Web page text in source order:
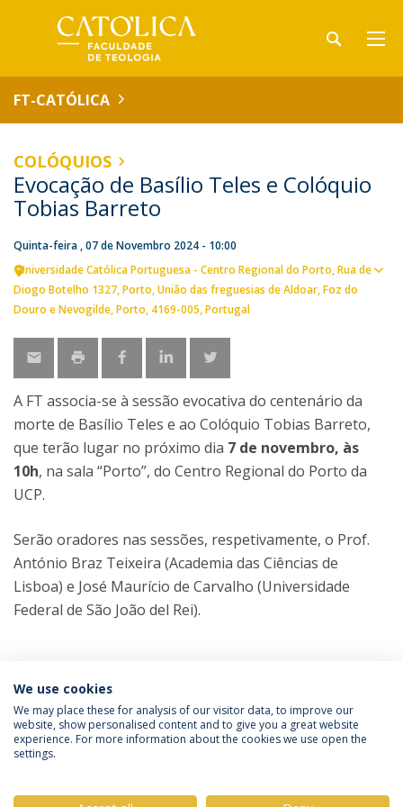
FT-CATÓLICA
COLÓQUIOS
Evocação de Basílio Teles e Colóquio
Tobias Barreto
Quinta-feira , 07 de Novembro 2024 - 10:00
Universidade Católica Portuguesa - Centro Regional do Porto Rua de
Diogo Botelho 1327 Porto União das freguesias de Aldoar, Foz do
Douro e Nevogilde, Porto 4169-005 Portugal
A FT associa-se à sessão evocativa do centenário da
morte de Basílio Teles e ao Colóquio Tobias Barreto,
que terão lugar no próximo dia 7 de novembro, às
10h, na sala “Porto”, do Centro Regional do Porto da
UCP.
Serão oradores nas sessões, respetivamente, o Prof.
António Braz Teixeira (Academia das Ciências de
Lisboa) e José Maurício de Carvalho (Universidade
Federal de São João del Rei).
Colóquios
Faculdade de Teologia
Política de Privacidade
Termos & Condições
We use cookies
We may place these for analysis of our visitor data, to improve our
website, show personalised content and to give you a great website
experience. For more information about the cookies we use open the
settings.